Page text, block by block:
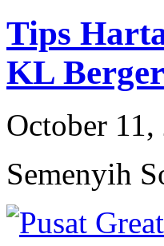
Tips
KL
October 11,
Semenyih